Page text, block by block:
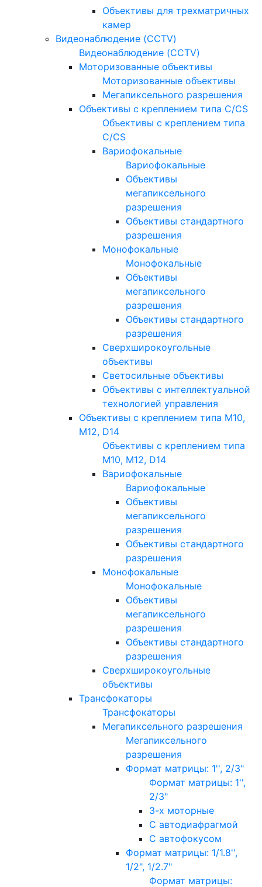
Объективы для трехматричных
камер
Видеонаблюдение (CCTV)
Видеонаблюдение (CCTV)
Моторизованные объективы
Моторизованные объективы
Мегапиксельного разрешения
Объективы с креплением типа C/CS
Объективы с креплением типа
C/CS
Вариофокальные
Вариофокальные
Объективы
мегапиксельного
разрешения
Объективы стандартного
разрешения
Монофокальные
Монофокальные
Объективы
мегапиксельного
разрешения
Объективы стандартного
разрешения
Сверхширокоугольные
объективы
Светосильные объективы
Объективы с интеллектуальной
технологией управления
Объективы с креплением типа M10,
M12, D14
Объективы с креплением типа
M10, M12, D14
Вариофокальные
Вариофокальные
Объективы
мегапиксельного
разрешения
Объективы стандартного
разрешения
Монофокальные
Монофокальные
Объективы
мегапиксельного
разрешения
Объективы стандартного
разрешения
Сверхширокоугольные
объективы
Трансфокаторы
Трансфокаторы
Мегапиксельного разрешения
Мегапиксельного
разрешения
Формат матрицы: 1'', 2/3"
Формат матрицы: 1'',
2/3"
3-х моторные
С автодиафрагмой
С автофокусом
Формат матрицы: 1/1.8'',
1/2", 1/2.7"
Формат матрицы: